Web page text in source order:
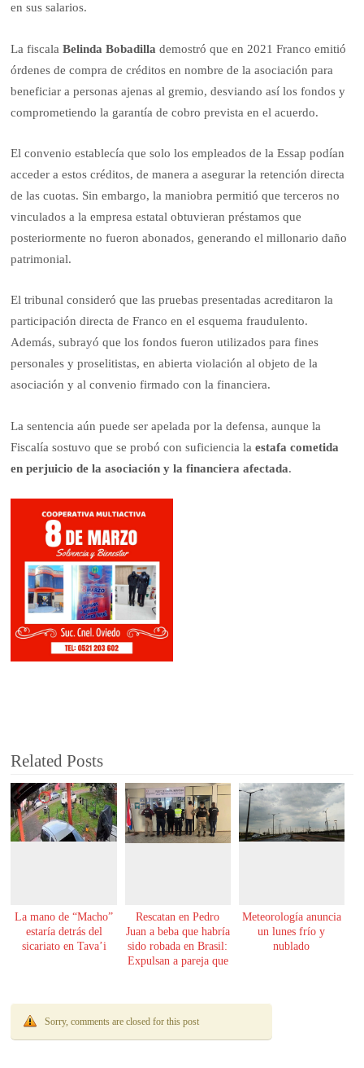
en sus salarios.
La fiscalaBelinda Bobadilla demostró que en 2021 Franco emitió
órdenes de compra de créditos en nombre de la asociación para
beneficiar a personas ajenas al gremio, desviando así los fondos y
comprometiendo la garantía de cobro prevista en el acuerdo.
El convenio establecía que solo los empleados de la Essap podían
acceder a estos créditos, de manera a asegurar la retención directa
de las cuotas. Sin embargo, la maniobra permitió que terceros no
vinculados a la empresa estatal obtuvieran préstamos que
posteriormente no fueron abonados, generando el millonario daño
patrimonial.
El tribunal consideró que las pruebas presentadas acreditaron la
participación directa de Franco en el esquema fraudulento.
Además, subrayó que los fondos fueron utilizados para fines
personales y proselitistas, en abierta violación al objeto de la
asociación y al convenio firmado con la financiera.
La sentencia aún puede ser apelada por la defensa, aunque la
Fiscalía sostuvo que se probó con suficiencia laestafa cometida
en perjuicio de la asociación y la financiera afectada.
Related Posts
La mano de “Macho”
estaría detrás del
sicariato en Tava’i
Rescatan en Pedro
Juan a beba que habría
sido robada en Brasil:
Expulsan a pareja que
Meteorología anuncia
un lunes frío y
nublado
Sorry, comments are closed for this post